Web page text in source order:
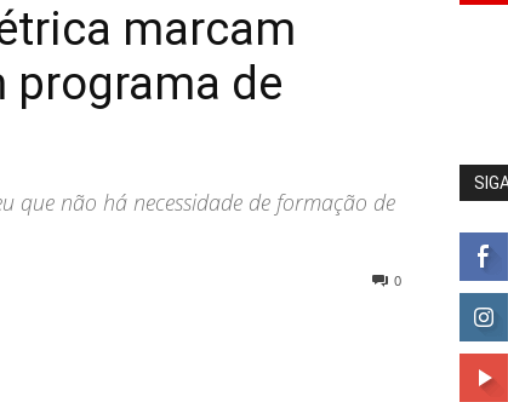
marcam
de
que não há necessidade de formação de
0